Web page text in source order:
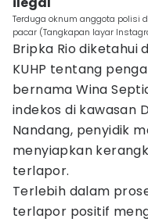
Terduga oknum anggota polisi
pacar (Tangkapan layar
Bripka Rio diketahui
KUHP tentang
bernama Wina
indekos di kawasan
Nandang, penyidik
menyiapkan
terlapor.
Terlebih dalam
terlapor positif